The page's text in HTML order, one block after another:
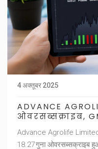
4 अक्तूबर 2025
ADVANCE
ओवरसब्सक्राइब,
Advance Agrolife
18.27 गुना ओवरसब्सक्राइब